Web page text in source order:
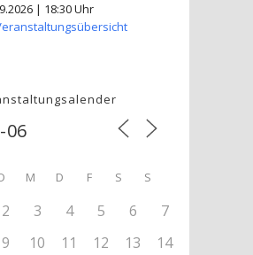
| 18:30 Uhr
M D F S S
2 3 4 5 6
7
9 10 11 12 13
14